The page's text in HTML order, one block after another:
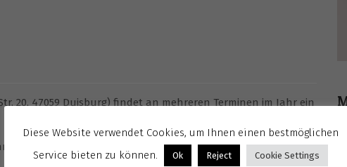
20, 47059 Duisburg) findet an mehreren Terminen im Jahr ein
Diese Website verwendet Cookies, um Ihnen einen bestmöglichen
Service bieten zu können.
Ok Reject Cookie Settings